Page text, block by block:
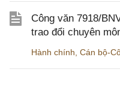
Công văn 7918/
trao đổi chuyên
Hành chính Cán bộ-